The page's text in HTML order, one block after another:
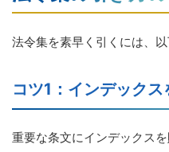
法令集を素早く引くには、以
コツ1：インデックス
重要な条文にインデックス